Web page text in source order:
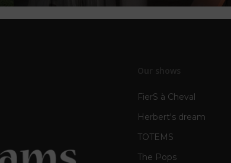
Our shows
FierS à Cheval
Herbert's dream
TOTEMS
The Pops